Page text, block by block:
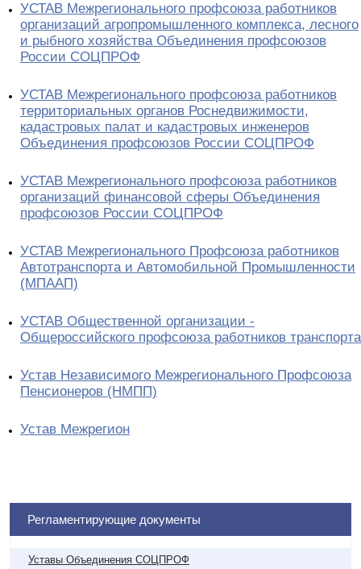
УСТАВ Межрегионального профсоюза работников
организаций агропромышленного комплекса, лесного
и рыбного хозяйства Объединения профсоюзов
России СОЦПРОФ
УСТАВ Межрегионального профсоюза работников
территориальных органов Роснедвижимости,
кадастровых палат и кадастровых инженеров
Объединения профсоюзов России СОЦПРОФ
УСТАВ Межрегионального профсоюза работников
организаций финансовой сферы Объединения
профсоюзов России СОЦПРОФ
УСТАВ Межрегионального Профсоюза работников
Автотранспорта и Автомобильной Промышленности
(МПААП)
УСТАВ Общественной организации -
Общероссийского профсоюза работников транспорта
Устав Независимого Межрегионального Профсоюза
Пенсионеров (НМПП)
Устав Межрегион
Регламентирующие документы
Уставы Объединения СОЦПРОФ